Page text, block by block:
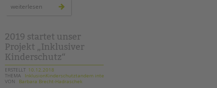
tandem international
Stellenangebote
tandem als Arbeitgeberin
NEWS/BLOG
unkuerzbar
weiterlesen
hilfen
der
tandem
btl
in
treptow-
köpenick
2019 startet unser
Projekt „Inklusiver
Kinderschutz“
ERSTELLT 10.12.2018
THEMA
InklusionKinderschutztandem intern
VON
Barbara Brecht-Hadraschek